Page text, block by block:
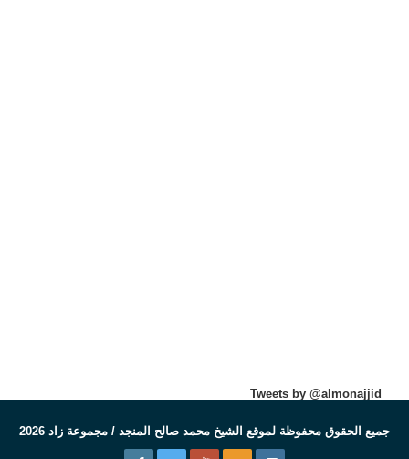
Tweets by @almonajjid
جميع الحقوق محفوظة لموقع الشيخ محمد صالح المنجد / مجموعة زاد 2026